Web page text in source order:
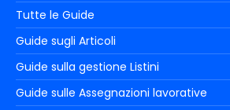
Tutte le Guide
Guide sugli Articoli
Guide sulla gestione Listini
Guide sulle Assegnazioni lavorative